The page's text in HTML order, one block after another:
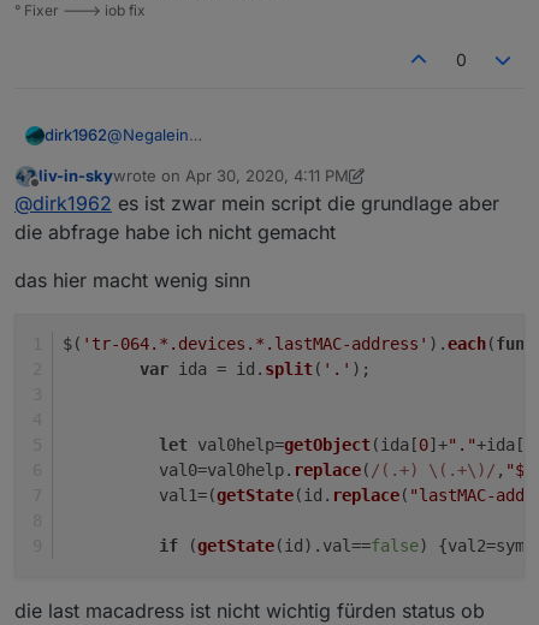
° Fixer ---> iob fix
0
dirk1962@Negalein
Script für den tr-064.
Hast Du noch irgendwas verändert oder ist es noch
exakt so wie in Deinem Post vom 30.01.2020?
Du hast als Pfad folgendes eingetragen
Spoiler
Wenn ich das so übernehme ändert sich der Status
nie.
Muss nicht abgefragt werden, ob device "active" true
Offline
liv-in-skywrote on Apr 30, 2020, 4:11 PM
last edited by liv-in-sky Apr 30, 2020, 6:12 PM
@dirk1962 es ist zwar mein script die grundlage aber
die abfrage habe ich nicht gemacht
das hier macht wenig sinn
$( 'tr-064.*.devices.*.lastMAC-address' ).each(
var ida = id. split( '.' );
let val0help=getObject(ida[0]+"."+ida[
          val0=val0help.
replace( /(.+) \(.+\)/ ,
          val1=(
getState(id. replace( "lastMAC-
if (getState(id). val==false)
die last macadress ist nicht wichtig fürden status ob